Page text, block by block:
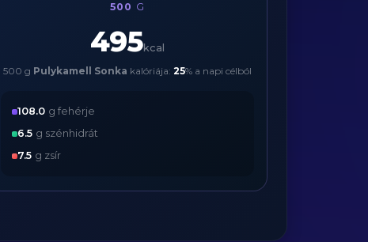
500 G
495kcal
500 g Pulykamell Sonka kalóriája: 25% a napi célból
108.0 g fehérje
6.5 g szénhidrát
7.5 g zsír